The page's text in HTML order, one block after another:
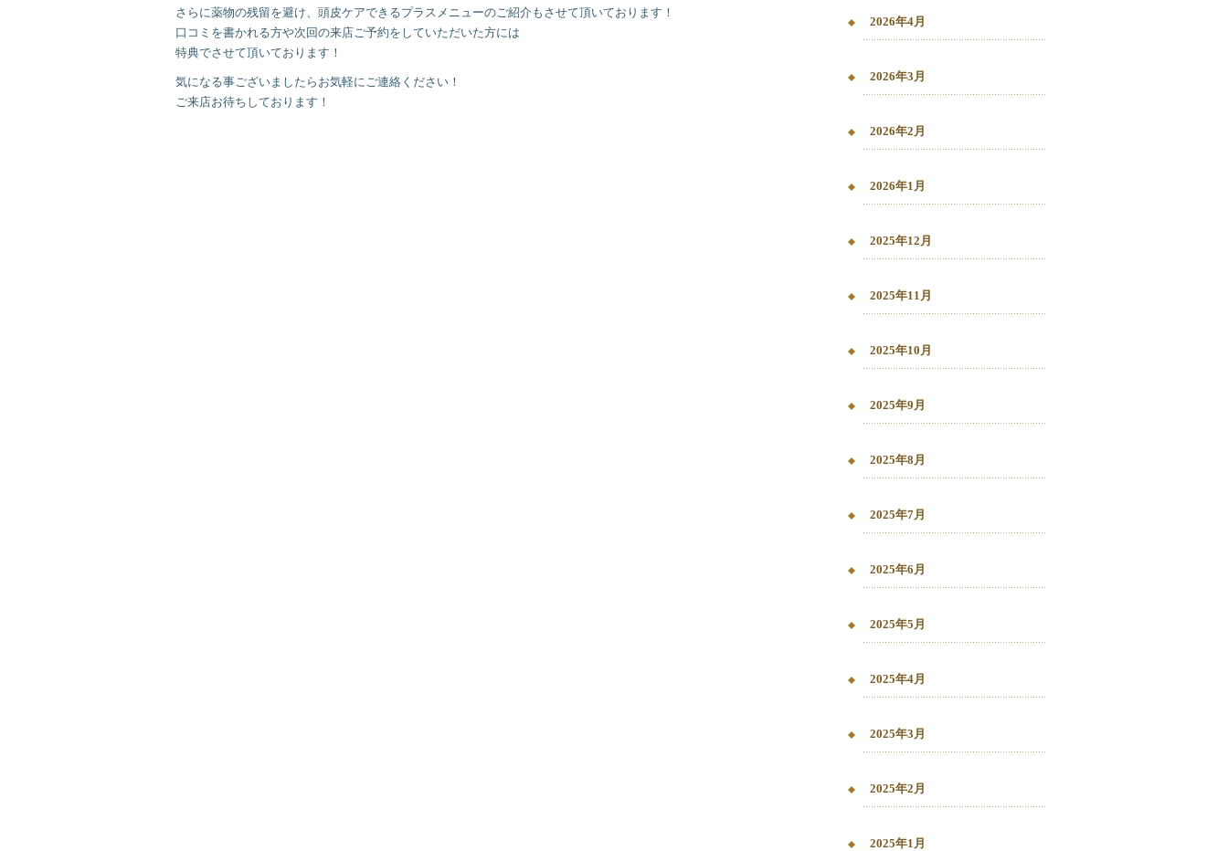
さらに薬物の残留を避け、頭皮ケアできるプラスメニューのご紹介もさせて頂いております！
口コミを書かれる方や次回の来店ご予約をしていただいた方には
特典でさせて頂いております！
気になる事ございましたらお気軽にご連絡ください！
ご来店お待ちしております！
2026年4月
2026年3月
2026年2月
2026年1月
2025年12月
2025年11月
2025年10月
2025年9月
2025年8月
2025年7月
2025年6月
2025年5月
2025年4月
2025年3月
2025年2月
2025年1月